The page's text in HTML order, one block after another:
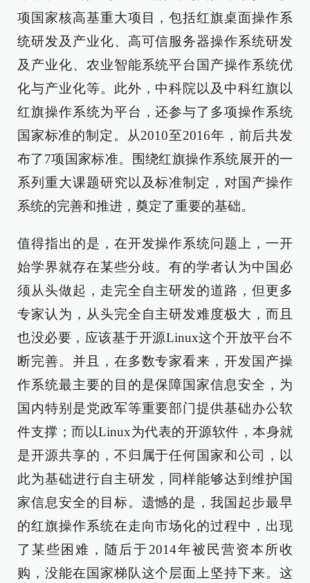
项国家核高基重大项目，包括红旗桌面操作系
统研发及产业化、高可信服务器操作系统研发
及产业化、农业智能系统平台国产操作系统优
化与产业化等。此外，中科院以及中科红旗以
红旗操作系统为平台，还参与了多项操作系统
国家标准的制定。从2010至2016年，前后共发
布了7项国家标准。围绕红旗操作系统展开的一
系列重大课题研究以及标准制定，对国产操作
系统的完善和推进，奠定了重要的基础。
值得指出的是，在开发操作系统问题上，一开
始学界就存在某些分歧。有的学者认为中国必
须从头做起，走完全自主研发的道路，但更多
专家认为，从头完全自主研发难度极大，而且
也没必要，应该基于开源Linux这个开放平台不
断完善。并且，在多数专家看来，开发国产操
作系统最主要的目的是保障国家信息安全，为
国内特别是党政军等重要部门提供基础办公软
件支撑；而以Linux为代表的开源软件，本身就
是开源共享的，不归属于任何国家和公司，以
此为基础进行自主研发，同样能够达到维护国
家信息安全的目标。遗憾的是，我国起步最早
的红旗操作系统在走向市场化的过程中，出现
了某些困难，随后于2014年被民营资本所收
购，没能在国家梯队这个层面上坚持下来。这